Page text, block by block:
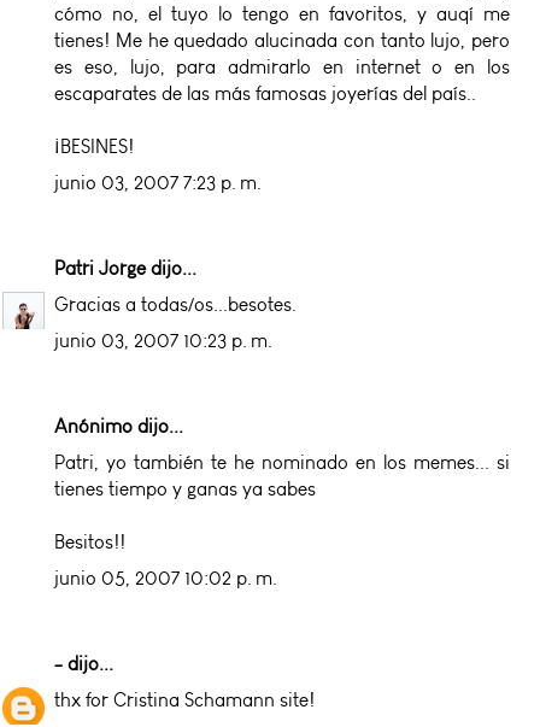
cómo no, el tuyo lo tengo en favoritos, y auqí me
tienes! Me he quedado alucinada con tanto lujo, pero
es eso, lujo, para admirarlo en internet o en los
escaparates de las más famosas joyerías del país..
¡BESINES!
junio 03, 2007 7:23 p. m.
Patri Jorgedijo...
Gracias a todas/os...besotes.
junio 03, 2007 10:23 p. m.
Anónimo dijo...
Patri, yo también te he nominado en los memes... si
tienes tiempo y ganas ya sabes
Besitos!!
junio 05, 2007 10:02 p. m.
- dijo...
thx for Cristina Schamann site!